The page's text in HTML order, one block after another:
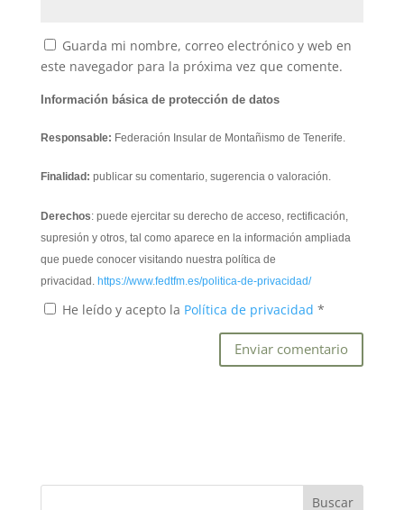
Guarda mi nombre, correo electrónico y web en
este navegador para la próxima vez que comente.
Información básica de protección de datos
Responsable: Federación Insular de Montañismo de Tenerife.
Finalidad: publicar su comentario, sugerencia o valoración.
Derechos: puede ejercitar su derecho de acceso, rectificación,
supresión y otros, tal como aparece en la información ampliada
que puede conocer visitando nuestra política de
privacidad. https://www.fedtfm.es/politica-de-privacidad/
He leído y acepto la Política de privacidad *